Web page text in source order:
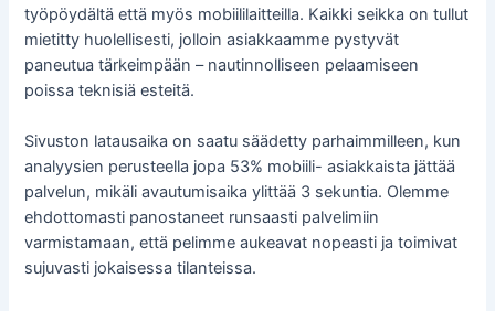
työpöydältä että myös mobiililaitteilla. Kaikki seikka on tullut
mietitty huolellisesti, jolloin asiakkaamme pystyvät
paneutua tärkeimpään – nautinnolliseen pelaamiseen
poissa teknisiä esteitä.
Sivuston latausaika on saatu säädetty parhaimmilleen, kun
analyysien perusteella jopa 53% mobiili- asiakkaista jättää
palvelun, mikäli avautumisaika ylittää 3 sekuntia. Olemme
ehdottomasti panostaneet runsaasti palvelimiin
varmistamaan, että pelimme aukeavat nopeasti ja toimivat
sujuvasti jokaisessa tilanteissa.